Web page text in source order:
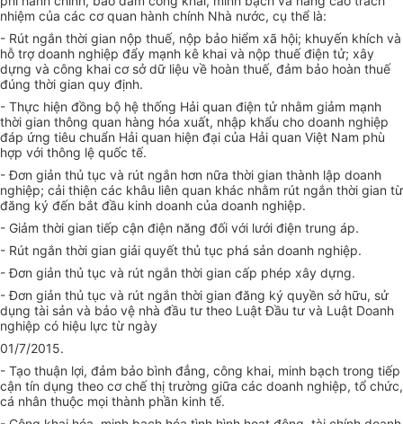
nhiệm của các cơ quan hành chính Nhà nước, cụ thể là:
- Rút ngắn thời gian nộp thuế, nộp bảo hiểm xã hội; khuyến khích và
hỗ trợ doanh nghiệp đẩy mạnh kê khai và nộp thuế điện tử; xây
dựng và công khai cơ sở dữ liệu về hoàn thuế, đảm bảo hoàn thuế
đúng thời gian quy định.
- Thực hiện đồng bộ hệ thống Hải quan điện tử nhằm giảm mạnh
thời gian thông quan hàng hóa xuất, nhập khẩu cho doanh nghiệp
đáp ứng tiêu chuẩn Hải quan hiện đại của Hải quan Việt Nam phù
hợp với thông lệ quốc tế.
- Đơn giản thủ tục và rút ngắn hơn nữa thời gian thành lập doanh
nghiệp; cải thiện các khâu liên quan khác nhằm rút ngắn thời gian từ
đăng ký đến bắt đầu kinh doanh của doanh nghiệp.
- Giảm thời gian tiếp cận điện năng đối với lưới điện trung áp.
- Rút ngắn thời gian giải quyết thủ tục phá sản doanh nghiệp.
- Đơn giản thủ tục và rút ngắn thời gian cấp phép xây dựng.
- Đơn giản thủ tục và rút ngắn thời gian đăng ký quyền sở hữu, sử
dụng tài sản và bảo vệ nhà đầu tư theo Luật Đầu tư và Luật Doanh
nghiệp có hiệu lực từ ngày
01/7/2015.
- Tạo thuận lợi, đảm bảo bình đẳng, công khai, minh bạch trong tiếp
cận tín dụng theo cơ chế thị trường giữa các doanh nghiệp, tổ chức,
cá nhân thuộc mọi thành phần kinh tế.